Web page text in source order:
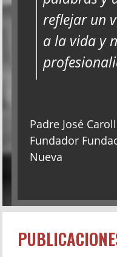
reflejar un
a la vida y
Padre José
Fundador
Nueva